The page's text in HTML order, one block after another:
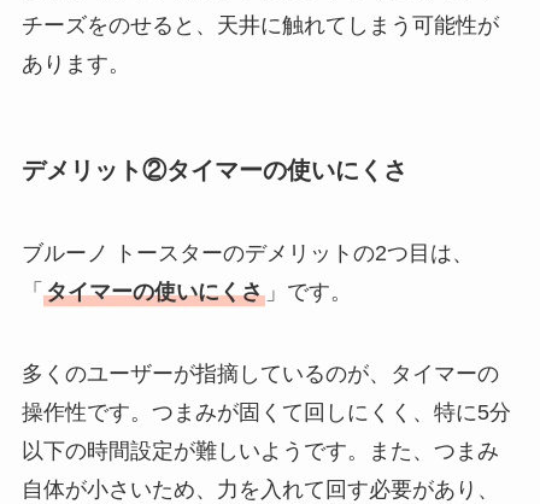
チーズをのせると、天井に触れてしまう可能性が
あります。
デメリット②タイマーの使いにくさ
ブルーノ トースターのデメリットの2つ目は、
「 タイマーの使いにくさ」です。
多くのユーザーが指摘しているのが、タイマーの
操作性です。つまみが固くて回しにくく、特に5分
以下の時間設定が難しいようです。また、つまみ
自体が小さいため、力を入れて回す必要があり、